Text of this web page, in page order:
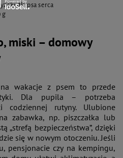
dla psa serca
g
miski – domowy
wakacje z psem to przede
Dla pupila – potrzeba
codziennej rutyny. Ulubione
zabawka, np. piszczałka lub
„strefą bezpieczeństwa”, dzięki
się w nowym otoczeniu. Jeśli
pensjonacie czy na kempingu,